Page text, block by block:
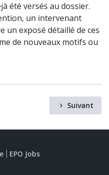
été versés au dossier.
un intervenant
un exposé détaillé de ces
de nouveaux motifs ou
Suivant
EPO Jobs